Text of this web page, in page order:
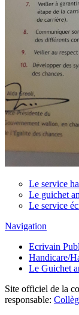
Le service
Le guichet
Le service
Navigation
Ecrivain
Handicare/
Le Guichet
Site officiel de la
responsable: